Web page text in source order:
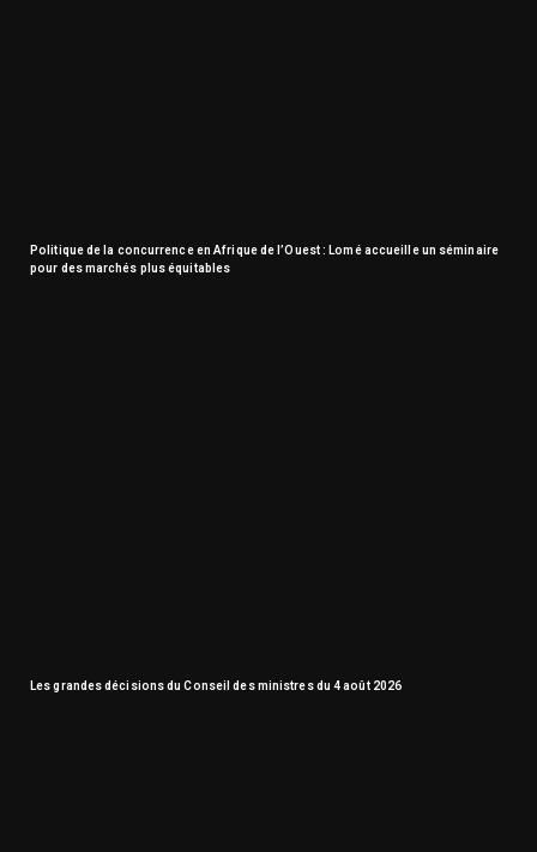
Politique de la concurrence en Afrique de l’Ouest : Lomé accueille un séminaire
pour des marchés plus équitables
Les grandes décisions du Conseil des ministres du 4 août 2026